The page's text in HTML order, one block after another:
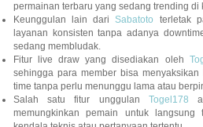
permainan terbaru yang sedang trending
Keunggulan lain dariSabatoto
terletak
layanan konsisten tanpa adanya
sedang membludak.
Fitur live draw yang disediakan oleh
sehingga para member bisa
time tanpa perlu menunggu lama atau
Salah satu fitur unggulan Togel178
memungkinkan pemain untuk